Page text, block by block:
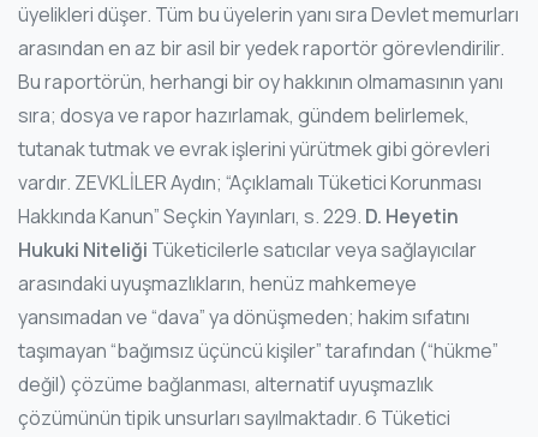
üyelikleri düşer. Tüm bu üyelerin yanı sıra Devlet memurları
arasından en az bir asil bir yedek raportör görevlendirilir.
Bu raportörün, herhangi bir oy hakkının olmamasının yanı
sıra; dosya ve rapor hazırlamak, gündem belirlemek,
tutanak tutmak ve evrak işlerini yürütmek gibi görevleri
vardır. ZEVKLİLER Aydın; “Açıklamalı Tüketici Korunması
Hakkında Kanun” Seçkin Yayınları, s. 229. D. Heyetin
Hukuki Niteliği Tüketicilerle satıcılar veya sağlayıcılar
arasındaki uyuşmazlıkların, henüz mahkemeye
yansımadan ve “dava” ya dönüşmeden; hakim sıfatını
taşımayan “bağımsız üçüncü kişiler” tarafından (“hükme”
değil) çözüme bağlanması, alternatif uyuşmazlık
çözümünün tipik unsurları sayılmaktadır. 6 Tüketici